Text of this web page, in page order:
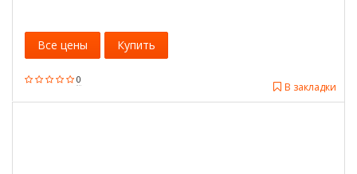
0
В закладки
Все цены Купить